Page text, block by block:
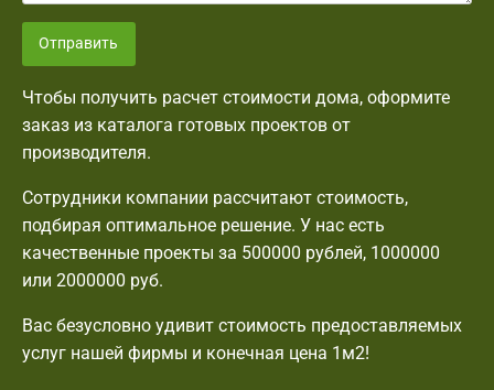
Отправить
Чтобы получить расчет стоимости дома, оформите
заказ из каталога готовых проектов от
производителя.
Сотрудники компании рассчитают стоимость,
подбирая оптимальное решение. У нас есть
качественные проекты за 500000 рублей, 1000000
или 2000000 руб.
Вас безусловно удивит стоимость предоставляемых
услуг нашей фирмы и конечная цена 1м2!